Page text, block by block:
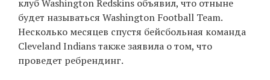
клуб Washington Redskins объявил, что отныне
будет называться Washington Football Team.
Несколько месяцев спустя бейсбольная команда
Cleveland Indians также заявила о том, что
проведет ребрендинг.